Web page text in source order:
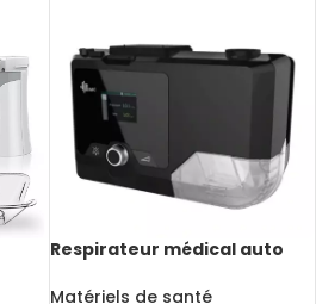
Respirateur médical auto
ronflement et apnée, avec
Matériels de santé